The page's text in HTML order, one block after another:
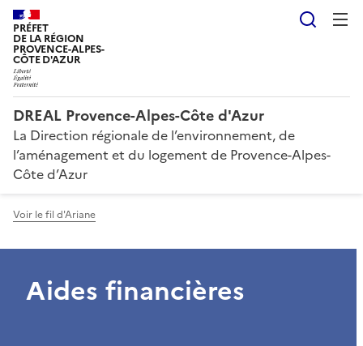
PRÉFET
DE LA RÉGION
PROVENCE-ALPES-
CÔTE D'AZUR
DREAL Provence-Alpes-Côte d'Azur
La Direction régionale de l’environnement, de
l’aménagement et du logement de Provence-Alpes-
Côte d’Azur
Voir le fil d'Ariane
Aides financières